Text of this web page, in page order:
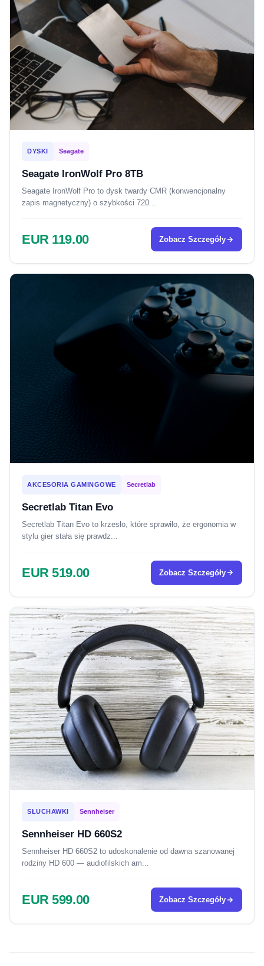
DYSKI Seagate
Seagate IronWolf Pro 8TB
Seagate IronWolf Pro to dysk twardy CMR (konwencjonalny
zapis magnetyczny) o szybkości 720...
EUR 119.00 Zobacz Szczegóły
AKCESORIA GAMINGOWE Secretlab
Secretlab Titan Evo
Secretlab Titan Evo to krzesło, które sprawiło, że ergonomia w
stylu gier stała się prawdz...
EUR 519.00 Zobacz Szczegóły
SŁUCHAWKI Sennheiser
Sennheiser HD 660S2
Sennheiser HD 660S2 to udoskonalenie od dawna szanowanej
rodziny HD 600 — audiofilskich am...
EUR 599.00 Zobacz Szczegóły